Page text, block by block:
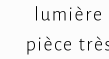
pièce